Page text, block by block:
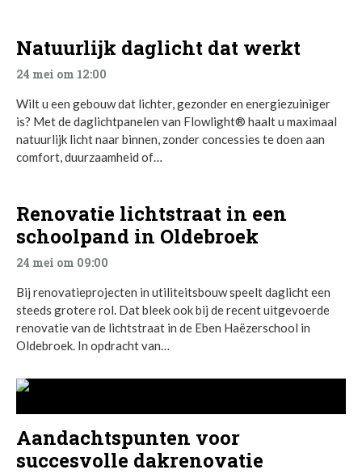
Natuurlijk daglicht dat werkt
24 mei om 12:00
Wilt u een gebouw dat lichter, gezonder en energiezuiniger
is? Met de daglichtpanelen van Flowlight® haalt u maximaal
natuurlijk licht naar binnen, zonder concessies te doen aan
comfort, duurzaamheid of…
Renovatie lichtstraat in een
schoolpand in Oldebroek
24 mei om 09:00
Bij renovatieprojecten in utiliteitsbouw speelt daglicht een
steeds grotere rol. Dat bleek ook bij de recent uitgevoerde
renovatie van de lichtstraat in de Eben Haëzerschool in
Oldebroek. In opdracht van…
Aandachtspunten voor
succesvolle dakrenovatie